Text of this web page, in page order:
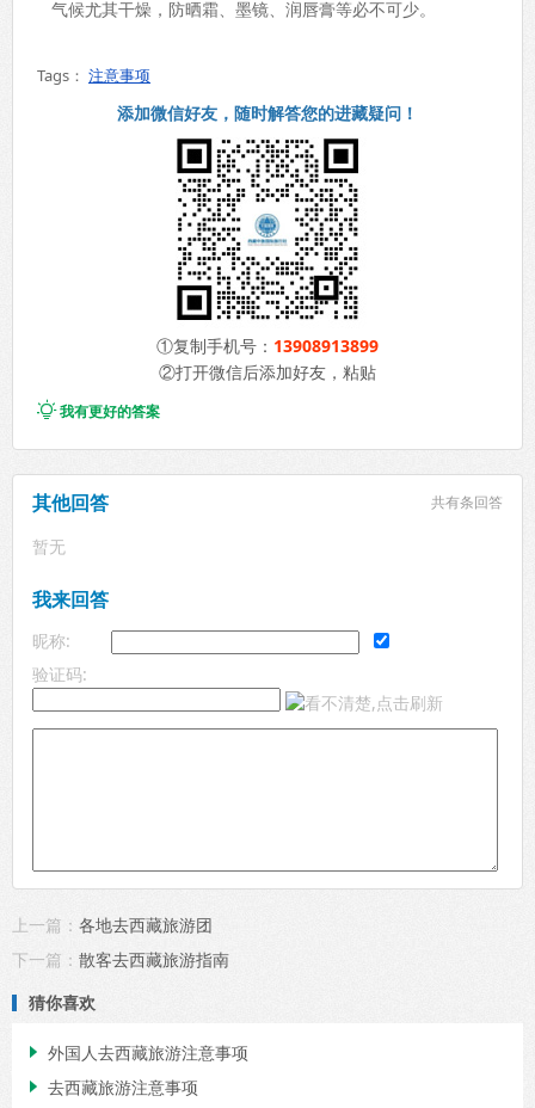
气候尤其干燥，防晒霜、墨镜、润唇膏等必不可少。
Tags： 注意事项
添加微信好友，随时解答您的进藏疑问！
①复制手机号： 13908913899
②打开微信后添加好友，粘贴
我有更好的答案
其他回答 共有条回答
暂无
我来回答
昵称:
验证码:
上一篇： 各地去西藏旅游团
下一篇： 散客去西藏旅游指南
猜你喜欢
 外国人去西藏旅游注意事项
 去西藏旅游注意事项